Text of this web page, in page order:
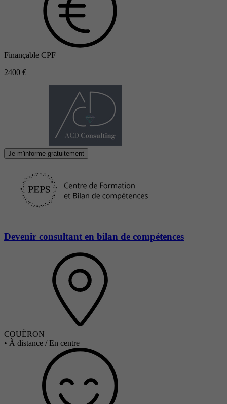
Finançable CPF
2400 €
Je m'informe gratuitement
Devenir consultant en bilan de compétences
COUËRON
• À distance / En centre